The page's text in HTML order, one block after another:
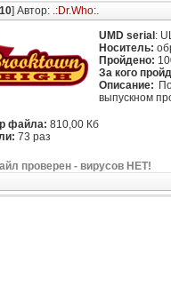
] Автор: .:Dr.Who:.
UMD serial :
Носитель:
Пройдено:
За кого
Описание:
выпускном
файла: 810,00 Кб
73 раз
проверен - вирусов НЕТ!